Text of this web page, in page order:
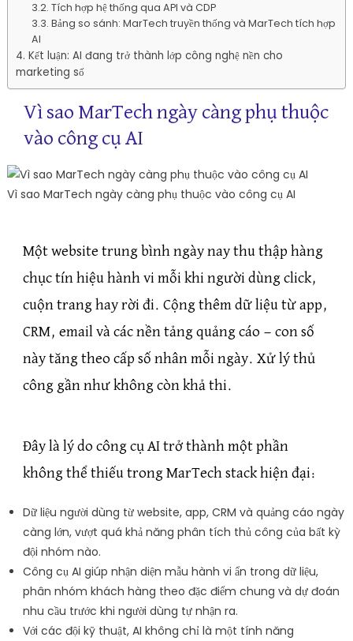
Tích hợp hệ thống qua API và CDP
Bảng so sánh: MarTech truyền thống và MarTech tích hợp
AI
Kết luận: AI đang trở thành lớp công nghệ nền cho
marketing số
Vì sao MarTech ngày càng phụ thuộc
vào công cụ AI
Vì sao MarTech ngày càng phụ thuộc vào công cụ AI
Một website trung bình ngày nay thu thập hàng
chục tín hiệu hành vi mỗi khi người dùng click,
cuộn trang hay rời đi. Cộng thêm dữ liệu từ app,
CRM, email và các nền tảng quảng cáo — con số
này tăng theo cấp số nhân mỗi ngày. Xử lý thủ
công gần như không còn khả thi.
Đây là lý do công cụ AI trở thành một phần
không thể thiếu trong MarTech stack hiện đại:
Dữ liệu người dùng từ website, app, CRM và quảng cáo ngày
càng lớn, vượt quá khả năng phân tích thủ công của bất kỳ
đội nhóm nào.
Công cụ AI giúp nhận diện mẫu hành vi ẩn trong dữ liệu,
phân nhóm khách hàng theo đặc điểm chung và dự đoán
nhu cầu trước khi người dùng tự nhận ra.
Với các đội kỹ thuật, AI không chỉ là một tính năng